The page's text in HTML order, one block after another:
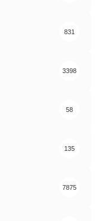
831
3398
58
135
7875